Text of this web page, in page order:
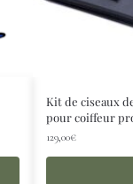
Kit de ciseaux
pour coiffeur
129,00€